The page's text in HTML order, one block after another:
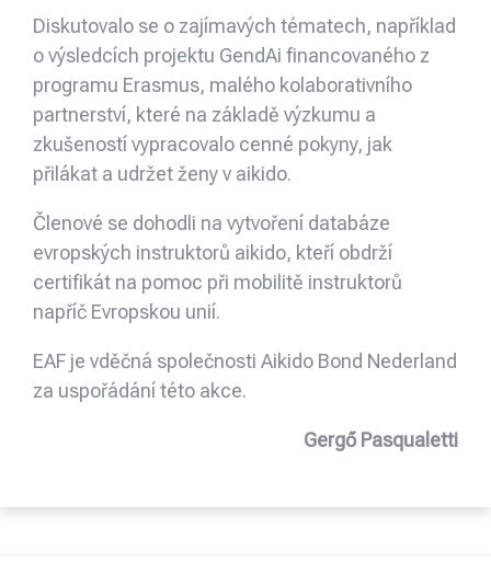
Diskutovalo se o zajímavých tématech, například
o výsledcích projektu GendAi financovaného z
programu Erasmus, malého kolaborativního
partnerství, které na základě výzkumu a
zkušeností vypracovalo cenné pokyny, jak
přilákat a udržet ženy v aikido.
Členové se dohodli na vytvoření databáze
evropských instruktorů aikido, kteří obdrží
certifikát na pomoc při mobilitě instruktorů
napříč Evropskou unií.
EAF je vděčná společnosti Aikido Bond Nederland
za uspořádání této akce.
Gergő Pasqualetti